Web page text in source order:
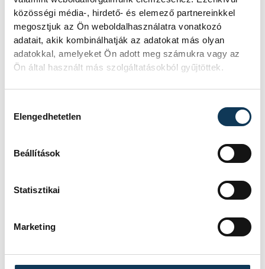
közösségi média-, hirdető- és elemező partnereinkkel
megosztjuk az Ön weboldalhasználatra vonatkozó
adatait, akik kombinálhatják az adatokat más olyan
adatokkal, amelyeket Ön adott meg számukra vagy az
Ön által használt más szolgáltatásokból gyűjtöttek.
Elengedhetetlen
Beállítások
Statisztikai
Marketing
Hatalmas meglepetésként értékelték
az elemzők a júliusi, 1,2 százalékos
inflációs adatot.
Sorra kerülnek elő
világháborús leletek az
alacsony Dunából
A folyó rekordalacsony vízállása miatt
világháborús német DKW NZ 350-1
motorkerékpárbukkant elő a
máshol pedig egy közel féltonnás brit
akna került elő.